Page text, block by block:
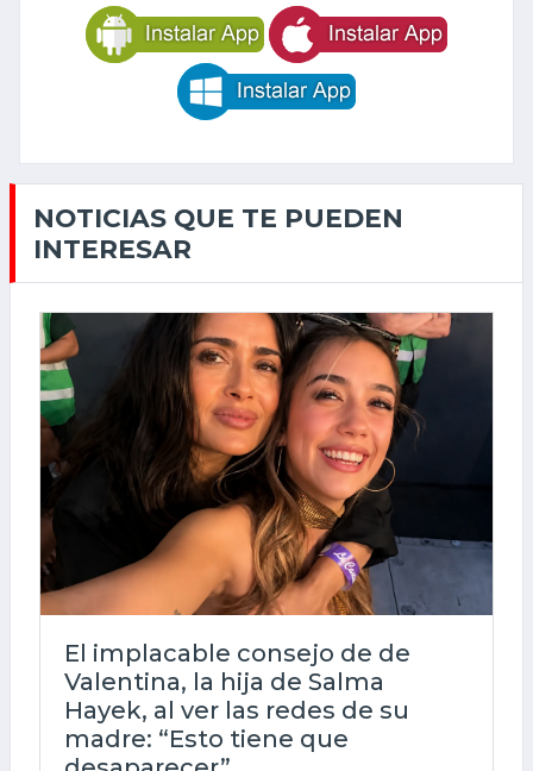
NOTICIAS QUE TE PUEDEN
INTERESAR
El implacable consejo de de
Valentina, la hija de Salma
Hayek, al ver las redes de su
madre: “Esto tiene que